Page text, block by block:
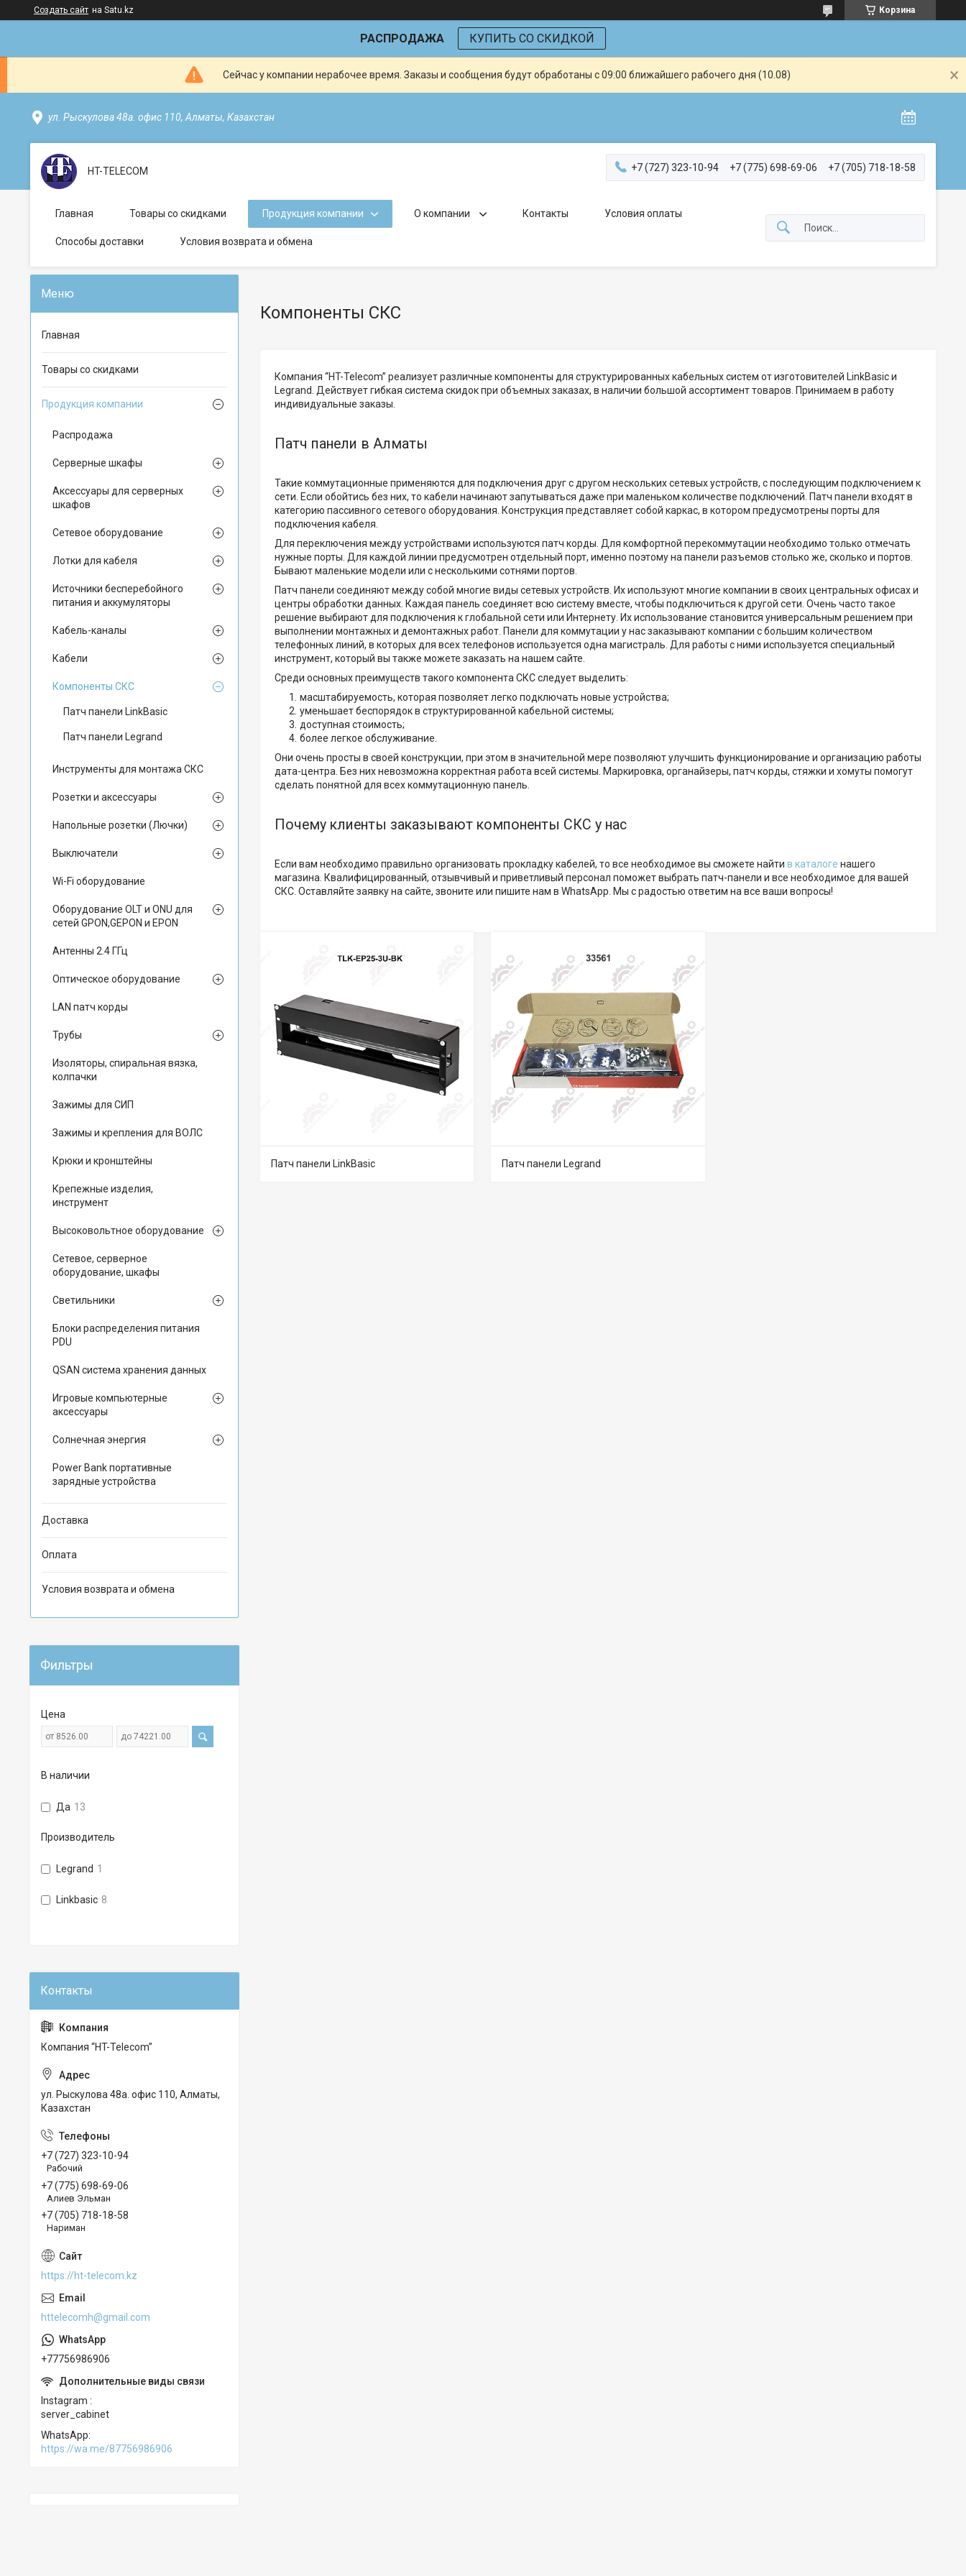
Создать сайт на Satu.kz Корзина
РАСПРОДАЖА КУПИТЬ СО СКИДКОЙ
Сейчас у компании нерабочее время. Заказы и сообщения будут обработаны с 09:00 ближайшего рабочего дня (10.08)
ул. Рыскулова 48а. офис 110, Алматы, Казахстан
HT-TELECOM +7 (727) 323-10-94 +7 (775) 698-69-06 +7 (705) 718-18-58
Главная Товары со скидками Продукция компании О компании Контакты Условия оплаты
Способы доставки Условия возврата и обмена
Компоненты СКС
Компания “HT-Telecom” реализует различные компоненты для структурированных кабельных систем от изготовителей LinkBasic и
Legrand. Действует гибкая система скидок при объемных заказах, в наличии большой ассортимент товаров. Принимаем в работу
индивидуальные заказы.
Патч панели в Алматы
Такие коммутационные применяются для подключения друг с другом нескольких сетевых устройств, с последующим подключением к
сети. Если обойтись без них, то кабели начинают запутываться даже при маленьком количестве подключений. Патч панели входят в
категорию пассивного сетевого оборудования. Конструкция представляет собой каркас, в котором предусмотрены порты для
подключения кабеля.
Для переключения между устройствами используются патч корды. Для комфортной перекоммутации необходимо только отмечать
нужные порты. Для каждой линии предусмотрен отдельный порт, именно поэтому на панели разъемов столько же, сколько и портов.
Бывают маленькие модели или с несколькими сотнями портов.
Патч панели соединяют между собой многие виды сетевых устройств. Их используют многие компании в своих центральных офисах и
центры обработки данных. Каждая панель соединяет всю систему вместе, чтобы подключиться к другой сети. Очень часто такое
решение выбирают для подключения к глобальной сети или Интернету. Их использование становится универсальным решением при
выполнении монтажных и демонтажных работ. Панели для коммутации у нас заказывают компании с большим количеством
телефонных линий, в которых для всех телефонов используется одна магистраль. Для работы с ними используется специальный
инструмент, который вы также можете заказать на нашем сайте.
Среди основных преимуществ такого компонента СКС следует выделить:
масштабируемость, которая позволяет легко подключать новые устройства;
уменьшает беспорядок в структурированной кабельной системы;
доступная стоимость;
более легкое обслуживание.
Они очень просты в своей конструкции, при этом в значительной мере позволяют улучшить функционирование и организацию работы
дата-центра. Без них невозможна корректная работа всей системы. Маркировка, органайзеры, патч корды, стяжки и хомуты помогут
сделать понятной для всех коммутационную панель.
Почему клиенты заказывают компоненты СКС у нас
Если вам необходимо правильно организовать прокладку кабелей, то все необходимое вы сможете найти в каталоге нашего
магазина. Квалифицированный, отзывчивый и приветливый персонал поможет выбрать патч-панели и все необходимое для вашей
СКС. Оставляйте заявку на сайте, звоните или пишите нам в WhatsApp. Мы с радостью ответим на все ваши вопросы!
Патч панели LinkBasic Патч панели Legrand
Главная
Товары со скидками
Продукция компании
Распродажа
Серверные шкафы
Аксессуары для серверных
шкафов
Сетевое оборудование
Лотки для кабеля
Источники бесперебойного
питания и аккумуляторы
Кабель-каналы
Кабели
Компоненты СКС
Патч панели LinkBasic
Патч панели Legrand
Инструменты для монтажа СКС
Розетки и аксессуары
Напольные розетки (Лючки)
Выключатели
Wi-Fi оборудование
Оборудование OLT и ONU для
сетей GPON,GEPON и EPON
Антенны 2.4 ГГц
Оптическое оборудование
LAN патч корды
Трубы
Изоляторы, спиральная вязка,
колпачки
Зажимы для СИП
Зажимы и крепления для ВОЛС
Крюки и кронштейны
Крепежные изделия,
инструмент
Высоковольтное оборудование
Сетевое, серверное
оборудование, шкафы
Светильники
Блоки распределения питания
PDU
QSAN система хранения данных
Игровые компьютерные
аксессуары
Солнечная энергия
Power Bank портативные
зарядные устройства
Доставка
Оплата
Условия возврата и обмена
Фильтры
Цена
В наличии
Да 13
Производитель
Legrand 1
Linkbasic 8
Компания “HT-Telecom”
ул. Рыскулова 48а. офис 110, Алматы,
Казахстан
+7 (727) 323-10-94
Рабочий
+7 (775) 698-69-06
Алиев Эльман
+7 (705) 718-18-58
Нариман
https://ht-telecom.kz
httelecomh@gmail.com
+77756986906
Instagram
server_cabinet
WhatsApp
https://wa.me/87756986906